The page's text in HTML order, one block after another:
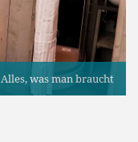
Alles, was man braucht